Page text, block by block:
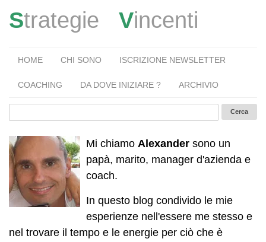
Strategie Vincenti
HOME CHI SONO ISCRIZIONE NEWSLETTER
COACHING DA DOVE INIZIARE ? ARCHIVIO
Mi chiamo Alexander sono un
papà, marito, manager d'azienda e
coach.
In questo blog condivido le mie
esperienze nell'essere me stesso e
nel trovare il tempo e le energie per ciò che è